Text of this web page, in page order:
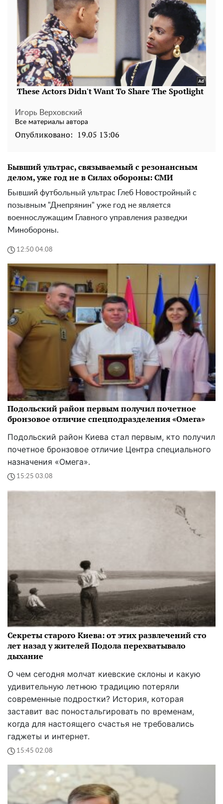
Игорь Верховский
Все материалы автора
Опубликовано: 19.05 13:06
Бывший ультрас, связываемый с резонансным
делом, уже год не в Силах обороны: СМИ
Бывший футбольный ультрас Глеб Новостройный с
позывным "Днепрянин" уже год не является
военнослужащим Главного управления разведки
Минобороны.
12:50 04.08
Подольский район первым получил почетное
бронзовое отличие спецподразделения «Омега»
Подольский район Киева стал первым, кто получил
почетное бронзовое отличие Центра специального
назначения «Омега».
15:25 03.08
Секреты старого Киева: от этих развлечений сто
лет назад у жителей Подола перехватывало
дыхание
О чем сегодня молчат киевские склоны и какую
удивительную летнюю традицию потеряли
современные подростки? История, которая
заставит вас поностальгировать по временам,
когда для настоящего счастья не требовались
гаджеты и интернет.
15:45 02.08